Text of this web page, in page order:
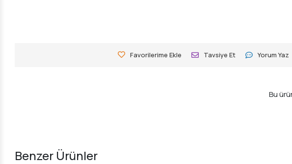
Favorilerime Ekle Tavsiye Et Yorum Yaz
Bu
Benzer Ürünler